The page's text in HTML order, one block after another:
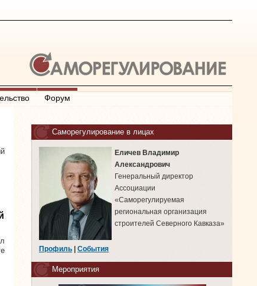
Форум
Саморегулирование в лицах
Еличев Владимир
Александрович
Генеральный директор
Ассоциации
«Саморегулируемая
региональная организация
строителей Северного Кавказа»
Профиль События
Мероприятия